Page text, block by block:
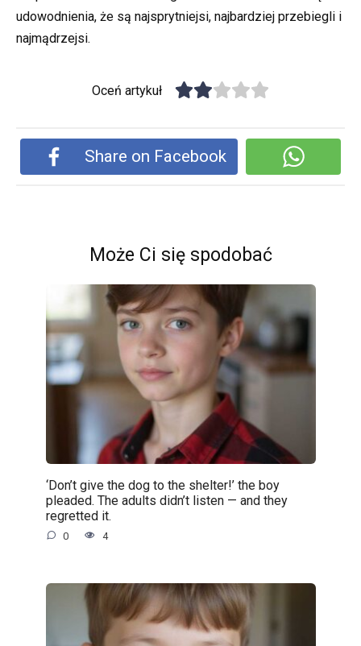
udowodnienia, że są najsprytniejsi, najbardziej przebiegli i
najmądrzejsi.
Oceń artykuł
Share on Facebook
Może Ci się spodobać
‘Don’t give the dog to the shelter!’ the boy
pleaded. The adults didn’t listen — and they
regretted it.
0 4